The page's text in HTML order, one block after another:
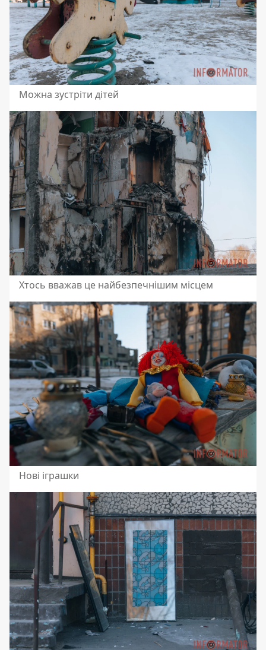
Можна зустріти дітей
Хтось вважав це найбезпечнішим місцем
Нові іграшки